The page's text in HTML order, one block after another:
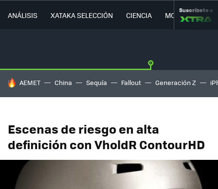
ANÁLISIS XATAKA SELECCIÓN CIENCIA MOVILIDAD
Suscríbete a
HOY SE HABLA DE
AEMET China Sequía Fallout Generación Z
Escenas de riesgo en alta
definición con VholdR ContourHD